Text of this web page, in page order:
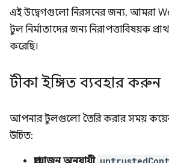
এই উদ্বেগগুলো নিরসনের জন্য, আমরা
টুল নির্মাতাদের জন্য নিরাপত্তাবিষয়ক
করেছি।
টীকা ইঙ্গিত ব্যবহার করুন
আপনার টুলগুলো তৈরি করার সময়
উচিত: